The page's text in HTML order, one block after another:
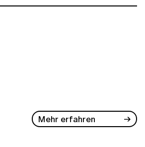
Mehr erfahren